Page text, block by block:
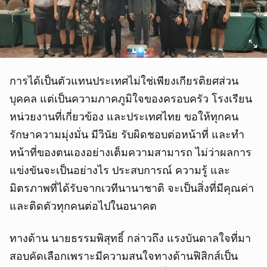
การได้เป็นตัวแทนประเทศไม่ใช่เพียงเกียรติยศส่วน
บุคคล แต่เป็นความภาคภูมิใจของครอบครัว โรงเรียน
หน่วยงานที่เกี่ยวข้อง และประเทศไทย ขอให้ทุกคน
รักษาความมุ่งมั่น มีวินัย รับผิดชอบต่อหน้าที่ และทำ
หน้าที่ของตนเองอย่างเต็มความสามารถ ไม่ว่าผลการ
แข่งขันจะเป็นอย่างไร ประสบการณ์ ความรู้ และ
มิตรภาพที่ได้รับจากเวทีนานาชาติ จะเป็นสิ่งที่มีคุณค่า
และติดตัวทุกคนต่อไปในอนาคต
ทางด้าน นายธรรมพิสุทธิ์ กล่าวถึง แรงบันดาลใจที่มา
สอบคัดเลือกเพราะมีความสนใจทางด้านฟิสิกส์เป็น